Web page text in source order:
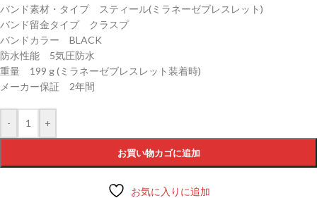
バンド素材・タイプ スティール(ミラネーゼブレスレット)
バンド留金タイプ クラスプ
バンドカラー BLACK
防水性能 5気圧防水
重量 199 g (ミラネーゼブレスレット装着時)
メーカー保証 2年間
- +
お買い物カゴに追加
お気に入りに追加